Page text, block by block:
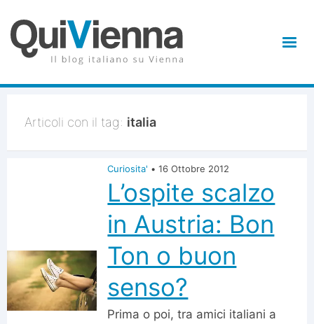
Articoli con il tag: italia
Curiosita' • 16 Ottobre 2012
L’ospite scalzo
in Austria: Bon
Ton o buon
senso?
Prima o poi, tra amici italiani a